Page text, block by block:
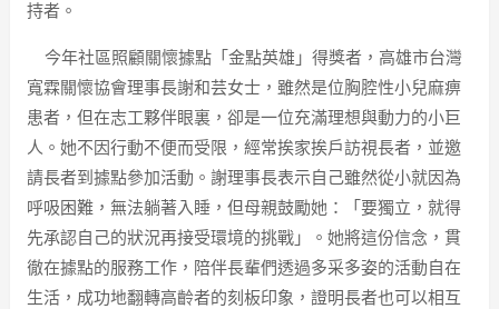
持者。
今年社區照顧關懷據點「金點英雄」得獎者，高雄市台灣
寬霖關懷協會理事長謝和芸女士，雖然是位胸腔性小兒麻痹
患者，但在志工夥伴眼裏，卻是一位充滿理想與動力的小巨
人。她不因行動不便而受限，經常挨家挨戶訪視長者，並邀
請長者到據點參加活動。謝理事長表示自己雖然從小就因為
呼吸困難，無法躺著入睡，但母親鼓勵她：「要獨立，就得
先承認自己的狀況再接受環境的挑戰」。她將這份信念，貫
徹在據點的服務工作，陪伴長輩們透過多采多姿的活動自在
生活，成功地翻轉高齡者的刻板印象，證明長者也可以相互